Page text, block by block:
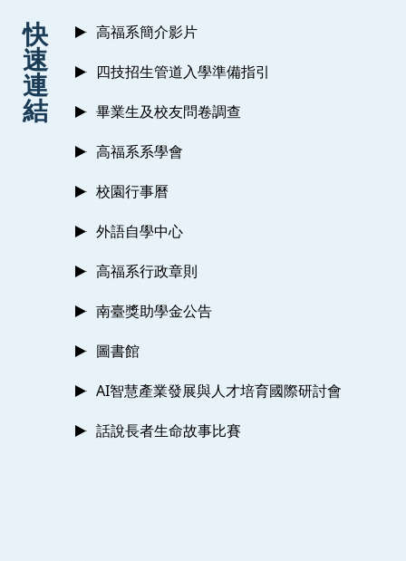
:::
快
速
連
結
高福系簡介影片
四技招生管道入學準備指引
畢業生及校友問卷調查
高福系系學會
校園行事曆
外語自學中心
高福系行政章則
南臺獎助學金公告
圖書館
AI智慧產業發展與人才培育國際研討會
話說長者生命故事比賽